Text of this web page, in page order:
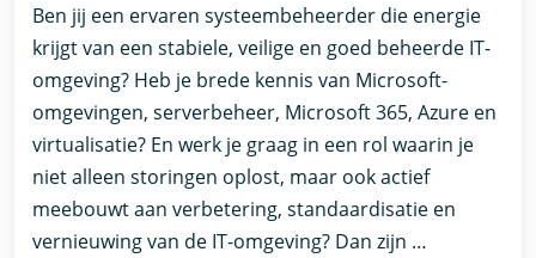
Ben jij een ervaren systeembeheerder die energie
krijgt van een stabiele, veilige en goed beheerde IT-
omgeving? Heb je brede kennis van Microsoft-
omgevingen, serverbeheer, Microsoft 365, Azure en
virtualisatie? En werk je graag in een rol waarin je
niet alleen storingen oplost, maar ook actief
meebouwt aan verbetering, standaardisatie en
vernieuwing van de IT-omgeving? Dan zijn …